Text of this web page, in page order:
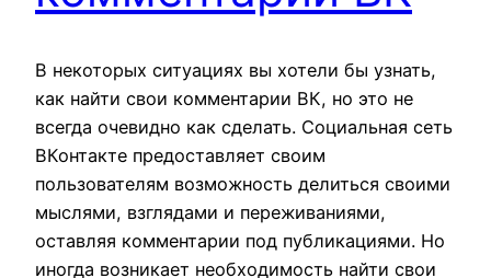
В некоторых ситуациях вы хотели бы узнать,
как найти свои комментарии ВК, но это не
всегда очевидно как сделать. Социальная сеть
ВКонтакте предоставляет своим
пользователям возможность делиться своими
мыслями, взглядами и переживаниями,
оставляя комментарии под публикациями. Но
иногда возникает необходимость найти свои